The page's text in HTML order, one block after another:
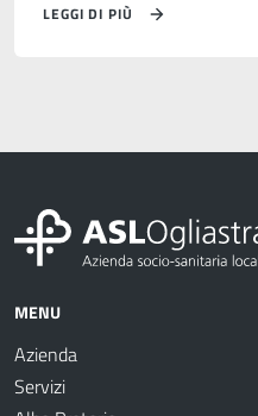
LEGGI DI PIÙ
MENU
Azienda
Servizi